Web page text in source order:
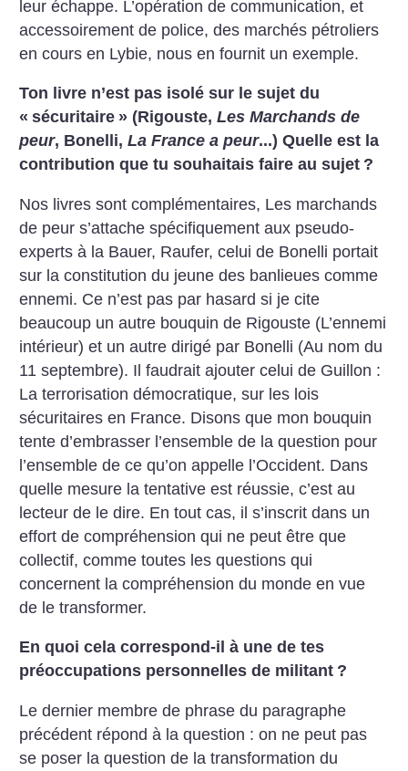
leur échappe. L’opération de communication, et
accessoirement de police, des marchés pétroliers
en cours en Lybie, nous en fournit un exemple.
Ton livre n’est pas isolé sur le sujet du
« sécuritaire » (Rigouste,Les Marchands de
peur, Bonelli,La France a peur...) Quelle est la
contribution que tu souhaitais faire au sujet ?
Nos livres sont complémentaires, Les marchands
de peur s’attache spécifiquement aux pseudo-
experts à la Bauer, Raufer, celui de Bonelli portait
sur la constitution du jeune des banlieues comme
ennemi. Ce n’est pas par hasard si je cite
beaucoup un autre bouquin de Rigouste (L’ennemi
intérieur) et un autre dirigé par Bonelli (Au nom du
11 septembre). Il faudrait ajouter celui de Guillon :
La terrorisation démocratique, sur les lois
sécuritaires en France. Disons que mon bouquin
tente d’embrasser l’ensemble de la question pour
l’ensemble de ce qu’on appelle l’Occident. Dans
quelle mesure la tentative est réussie, c’est au
lecteur de le dire. En tout cas, il s’inscrit dans un
effort de compréhension qui ne peut être que
collectif, comme toutes les questions qui
concernent la compréhension du monde en vue
de le transformer.
En quoi cela correspond-il à une de tes
préoccupations personnelles de militant ?
Le dernier membre de phrase du paragraphe
précédent répond à la question : on ne peut pas
se poser la question de la transformation du